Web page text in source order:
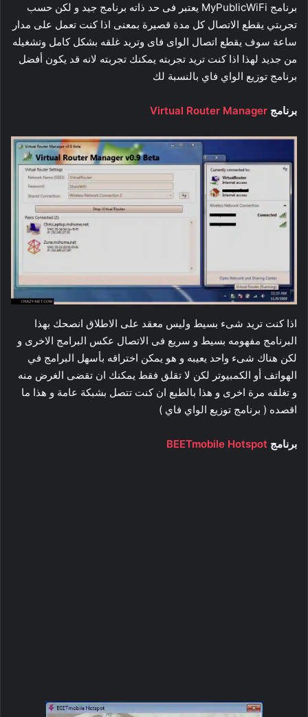
برنامج MyPublicWiFi يعتبر فى حد ذاته برنامج جيد و لكن حسب
تجربتي يقطع الاتصال كل مدة قصيرة بمعنى اذا كنت تعمل على مدار
ساعة سوف يقطع اتصال الواى فاى وتريد غلقه بشكل كامل وتشغيله
من جديد لهذا اذا كنت تريد تجربته يمكنك تجربته لانه قد يكون أفضل
برنامج توزيع الواي فاي بالنسبة لك
برنامج Virtual Router Manager
اذا كنت تريد شىء بسيط وليس معقد على الاطلاق انصحك بهذا
البرنامج مفهومه بسيط و سريع فى الاتصال عكس البرامج الاخرى و
لكن هناك شىء واحد يعيبه و هو يمكن اختراقه بأسهل البرامج في
الهواتف أو الكمبيوتر لكن لا تقلق فقط يمكنك ان تقضى الغرض منه
و تغلقه مرة اخرى و هذا بالطبع ان كنت تتصل بشبكة عامة و هذا ما
اقصده ( برنامج توزيع الواي فاي )
برنامج BEETmobile Hotspot